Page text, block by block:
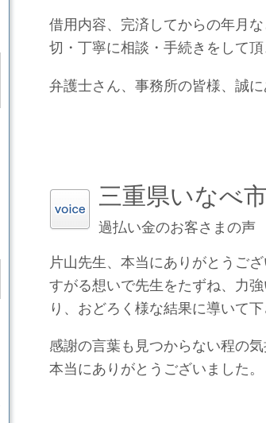
借用内容、完済してからの年月
切・丁寧に相談・手続きをして頂
弁護士さん、事務所の皆様、誠
三重県いなべ
過払い金のお客さまの声
片山先生、本当にありがとうござ
すがる想いで先生をたずね、力
り、おどろく様な結果に導いて下
感謝の言葉も見つからない程の気
本当にありがとうございました。